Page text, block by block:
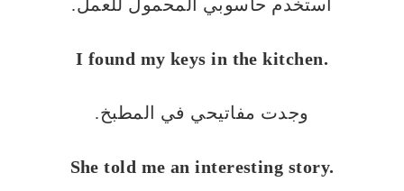
أستخدم حاسوبي المحمول للعمل.
I found my keys in the kitchen.
وجدت مفاتيحي في المطبخ.
She told me an interesting story.